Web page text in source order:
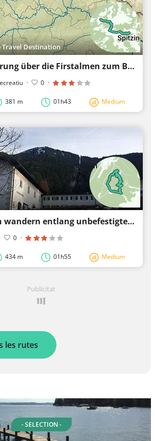
Travel Destination
Winterwanderung über die Firstalmen zum Bodenschneidhaus
· 0 ·
381 m 01h43 Medium
Abenteuerlich wandern entlang unbefestigter Wege in Rottach-Egern
· 0 ·
434 m 01h55 Medium
Publicitat
les rutes
- SELECTION -